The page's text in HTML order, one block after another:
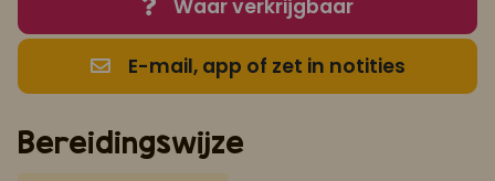
Waar verkrijgbaar
E-mail, app of zet in notities
Bereidingswijze